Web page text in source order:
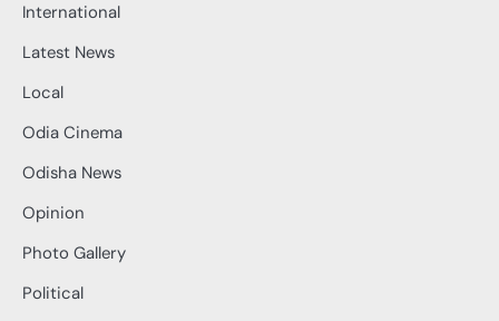
International
Latest News
Local
Odia Cinema
Odisha News
Opinion
Photo Gallery
Political